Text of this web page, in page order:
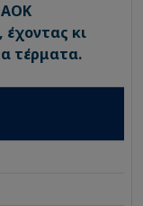
κι
τέρματα.